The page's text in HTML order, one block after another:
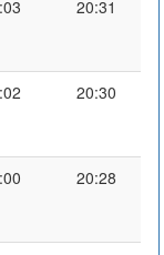
20:31
20:30
20:28